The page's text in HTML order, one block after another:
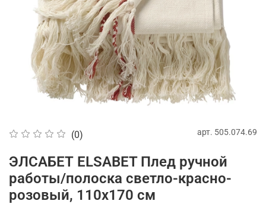
(0) арт. 505.074.69
ЭЛСАБЕТ ELSABET Плед ручной
работы/полоска светло-красно-
розовый, 110x170 см